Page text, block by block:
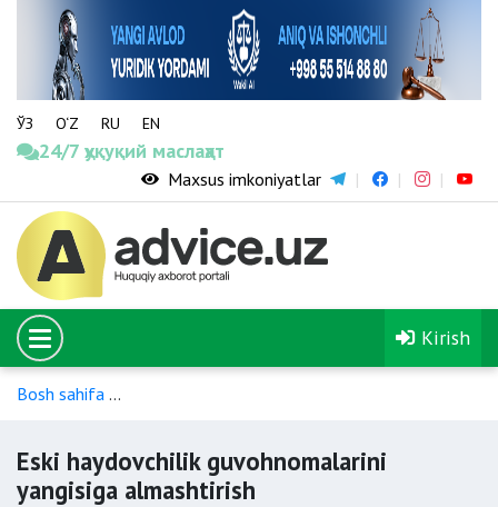
ЎЗ O‘Z RU EN
24/7 ҳуқуқий маслаҳат
Maxsus imkoniyatlar
Kirish
Bosh sahifa
Eski haydovchilik guvohnomalarini
yangisiga almashtirish